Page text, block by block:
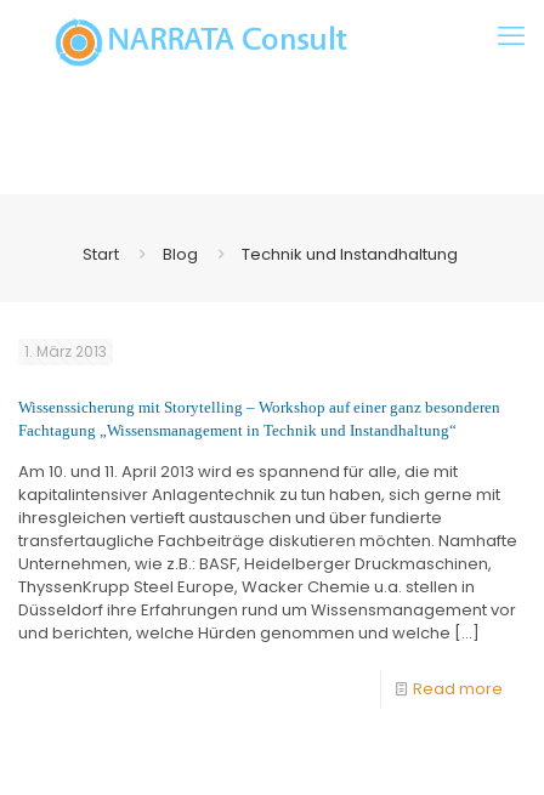
Start Blog Technik und Instandhaltung
1. März 2013
Wissenssicherung mit Storytelling – Workshop auf einer ganz besonderen
Fachtagung „Wissensmanagement in Technik und Instandhaltung“
Am 10. und 11. April 2013 wird es spannend für alle, die mit
kapitalintensiver Anlagentechnik zu tun haben, sich gerne mit
ihresgleichen vertieft austauschen und über fundierte
transfertaugliche Fachbeiträge diskutieren möchten. Namhafte
Unternehmen, wie z.B.: BASF, Heidelberger Druckmaschinen,
ThyssenKrupp Steel Europe, Wacker Chemie u.a. stellen in
Düsseldorf ihre Erfahrungen rund um Wissensmanagement vor
und berichten, welche Hürden genommen und welche […]
Read more